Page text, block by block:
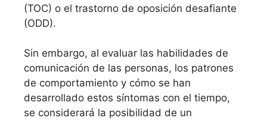
(TOC) o el trastorno de oposición desafiante
(ODD).
Sin embargo, al evaluar las habilidades de
comunicación de las personas, los patrones
de comportamiento y cómo se han
desarrollado estos síntomas con el tiempo,
se considerará la posibilidad de un